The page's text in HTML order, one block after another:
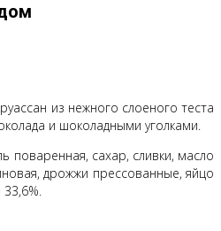
из нежного слоеного теста
и шоколадными уголками.
поваренная, сахар, сливки, масло
дрожжи прессованные, яйцо